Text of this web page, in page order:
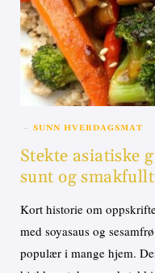
SUNN HVERDAGSMAT
Stekte asiatiske
sunt og smakfullt
Kort historie om
med soyasaus og
populær i mange hjem.